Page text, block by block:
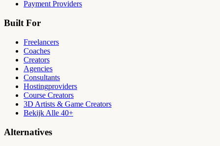
Payment Providers
Built For
Freelancers
Coaches
Creators
Agencies
Consultants
Hostingproviders
Course Creators
3D Artists & Game Creators
Bekijk Alle 40+
Alternatives